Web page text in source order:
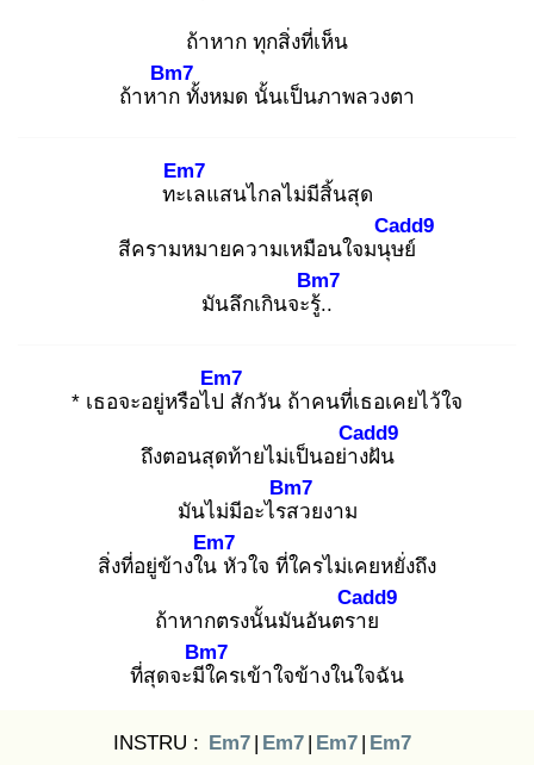
ถ้าหาก ทุกสิ่งที่เห็น
ถ้าหาก
Bm7
ทั้งหมด นั้นเป็นภาพลวงตา
ทะเ
Em7
ลแสนไกลไม่มีสิ้นสุด
สีครามหมายความเหมือนใจมนุษ
Cadd9
ย์
มันลึกเกินจะรู้.
Bm7
.
* เธอจะอยู่หรือไป
Em7
สักวัน ถ้าคนที่เธอเคยไว้ใจ
ถึงตอนสุดท้ายไม่เป็นอย่าง
Cadd9
ฝัน
มันไม่มีอะไรส
Bm7
วยงาม
สิ่งที่อยู่ข้างใน
Em7
หัวใจ ที่ใครไม่เคยหยั่งถึง
ถ้าหากตรงนั้นมันอันตรา
Cadd9
ย
ที่สุดจะมีใ
Bm7
ครเข้าใจข้างในใจฉัน
INSTRU : Em7 | Em7 | Em7 | Em7